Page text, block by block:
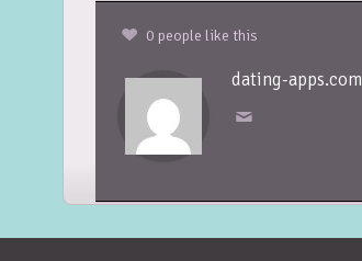
0 people like this
dating-apps.com